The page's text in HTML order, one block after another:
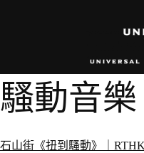
騷動音樂
石山街《扭到騷動》｜